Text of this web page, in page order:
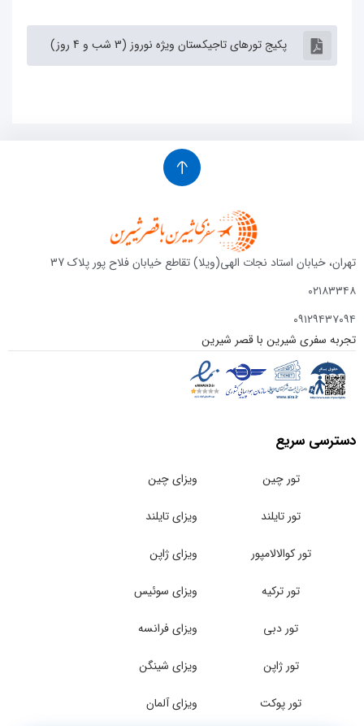
پکیج تورهای تاجیکستان ویژه نوروز (3 شب و 4 روز)
تهران، خیابان استاد نجات الهی(ویلا) تقاطع خیابان فلاح پور پلاک 37
۰۲۱۸۳۳۴۸
۰۹۱۲۹۴۳۷۰۹۴
تجربه سفری شیرین با قصر شیرین
دسترسی سریع
تور چین
تور تایلند
تور کوالالامپور
تور ترکیه
تور دبی
تور ژاپن
تور پوکت
ویزای چین
ویزای تایلند
ویزای ژاپن
ویزای سوئیس
ویزای فرانسه
ویزای شینگن
ویزای آلمان